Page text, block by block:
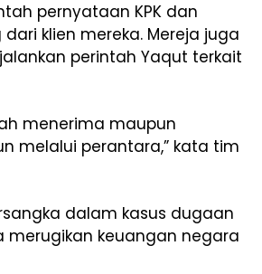
pernyataan KPK dan
klien mereka. Mereja juga
perintah Yaqut terkait
menerima maupun
melalui perantara,” kata tim
dalam kasus dugaan
merugikan keuangan negara